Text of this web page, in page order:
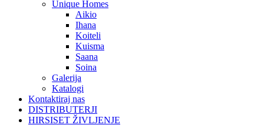
Unique Homes
Aikio
Ihana
Koiteli
Kuisma
Saana
Soina
Galerija
Katalogi
Kontaktiraj nas
DISTRIBUTERJI
HIRSISET ŽIVLJENJE